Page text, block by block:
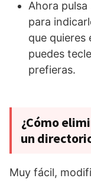
Ahora pulsa
para
que quieres
puedes
prefieras.
¿Cómo
un
Muy fácil,